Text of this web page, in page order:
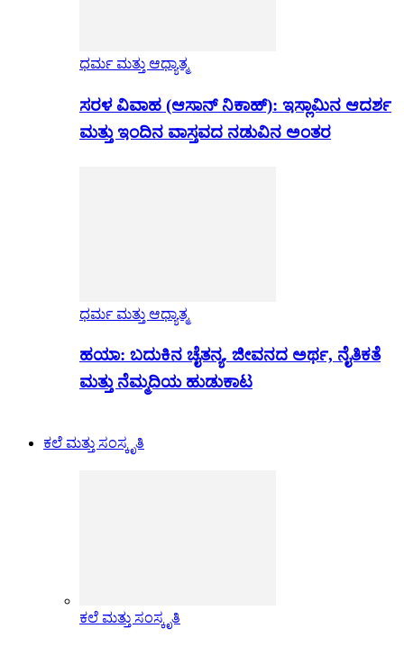
ಧರ್ಮ ಮತ್ತು ಆಧ್ಯಾತ್ಮ
ಸರಳ ವಿವಾಹ (ಆಸಾನ್ ನಿಕಾಹ್): ಇಸ್ಲಾಮಿನ ಆದರ್ಶ
ಮತ್ತು ಇಂದಿನ ವಾಸ್ತವದ ನಡುವಿನ ಅಂತರ
ಧರ್ಮ ಮತ್ತು ಆಧ್ಯಾತ್ಮ
ಹಯಾ: ಬದುಕಿನ ಚೈತನ್ಯ. ಜೀವನದ ಅರ್ಥ, ನೈತಿಕತೆ
ಮತ್ತು ನೆಮ್ಮದಿಯ ಹುಡುಕಾಟ
ಕಲೆ ಮತ್ತು ಸಂಸ್ಕೃತಿ
ಕಲೆ ಮತ್ತು ಸಂಸ್ಕೃತಿ